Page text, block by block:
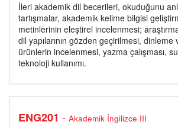
İleri akademik dil becerileri, okuduğunu
tartışmalar, akademik kelime bilgisi
metinlerinin eleştirel incelenmesi;
dil yapılarının gözden geçirilmesi, dinleme
ürünlerin incelenmesi, yazma çalışması,
teknoloji kullanımı.
ENG201 - Akademik İngilizce III